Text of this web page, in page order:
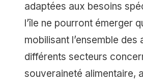
adaptées aux besoins
l’île ne pourront émerger
mobilisant l’ensemble des
différents secteurs
souveraineté alimentaire,